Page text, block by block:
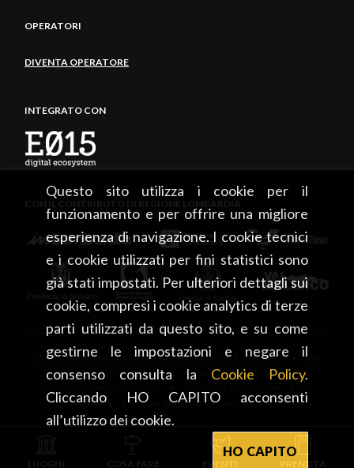
Questo sito utilizza i cookie per il
funzionamento e per offrire una migliore
esperienza di navigazione. I cookie tecnici
e i cookie utilizzati per fini statistici sono
già stati impostati. Per ulteriori dettagli sui
cookie, compresi i cookie analytics di terze
parti utilizzati da questo sito, e su come
gestirne le impostazioni e negare il
consenso consulta la Cookie Policy.
Cliccando HO CAPITO acconsenti
all’utilizzo dei cookie.
HO CAPITO
OPERATORI
DIVENTA OPERATORE
INTEGRATO CON
CON IL CONTRIBUTO DI REGIONE LOMBARDIA
CONSORZIO TURISTICO DEL MANDAMENTO DI SONDRIO • Via
Tonale, 13 • 23100 Sondrio • tel. +39 0342 219246 •
00834020141 • Copyright 2026 • All rights reserved
LUOGHI COSA FARE EVENTI PRENOTA